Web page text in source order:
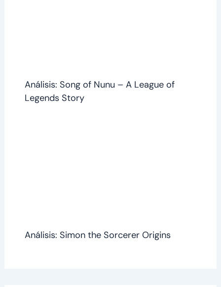
Análisis: Song of Nunu – A League of
Legends Story
Análisis: Simon the Sorcerer Origins